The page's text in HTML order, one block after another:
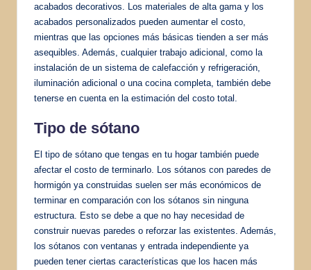
acabados decorativos. Los materiales de alta gama y los
acabados personalizados pueden aumentar el costo,
mientras que las opciones más básicas tienden a ser más
asequibles. Además, cualquier trabajo adicional, como la
instalación de un sistema de calefacción y refrigeración,
iluminación adicional o una cocina completa, también debe
tenerse en cuenta en la estimación del costo total.
Tipo de sótano
El tipo de sótano que tengas en tu hogar también puede
afectar el costo de terminarlo. Los sótanos con paredes de
hormigón ya construidas suelen ser más económicos de
terminar en comparación con los sótanos sin ninguna
estructura. Esto se debe a que no hay necesidad de
construir nuevas paredes o reforzar las existentes. Además,
los sótanos con ventanas y entrada independiente ya
pueden tener ciertas características que los hacen más